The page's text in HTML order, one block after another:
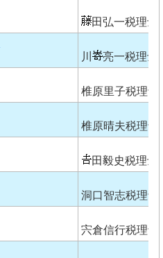
田弘一税理士
川 亮一税理士
椎原里子税理士
椎原晴夫税理士
田毅史税理士
洞口智志税理士
宍倉信行税理士